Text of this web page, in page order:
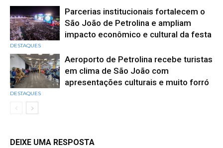
DESTAQUES
Parcerias institucionais fortalecem o
São João de Petrolina e ampliam
impacto econômico e cultural da festa
DESTAQUES
Aeroporto de Petrolina recebe turistas
em clima de São João com
apresentações culturais e muito forró
DEIXE UMA RESPOSTA